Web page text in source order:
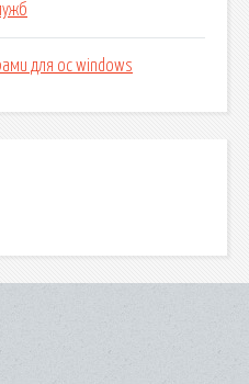
для ос windows